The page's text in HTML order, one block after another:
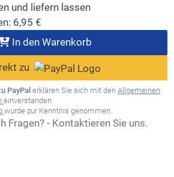
und liefern lassen
6,95 €
In den Warenkorb
zu
PayPal erklären Sie sich mit den Allgemeinen
einverstanden.
wurde zur Kenntnis genommen.
Fragen? - Kontaktieren Sie uns.